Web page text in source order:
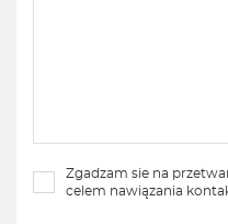
Zgadzam sie na
celem nawiązania